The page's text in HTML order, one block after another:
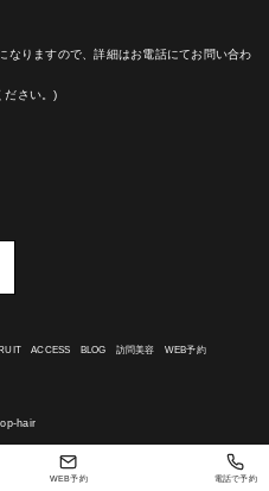
なりますので、詳細はお電話にてお問い合わ
ださい。)
ACCESS BLOG 訪問美容 WEB予約
hair
WEB予約 電話で予約